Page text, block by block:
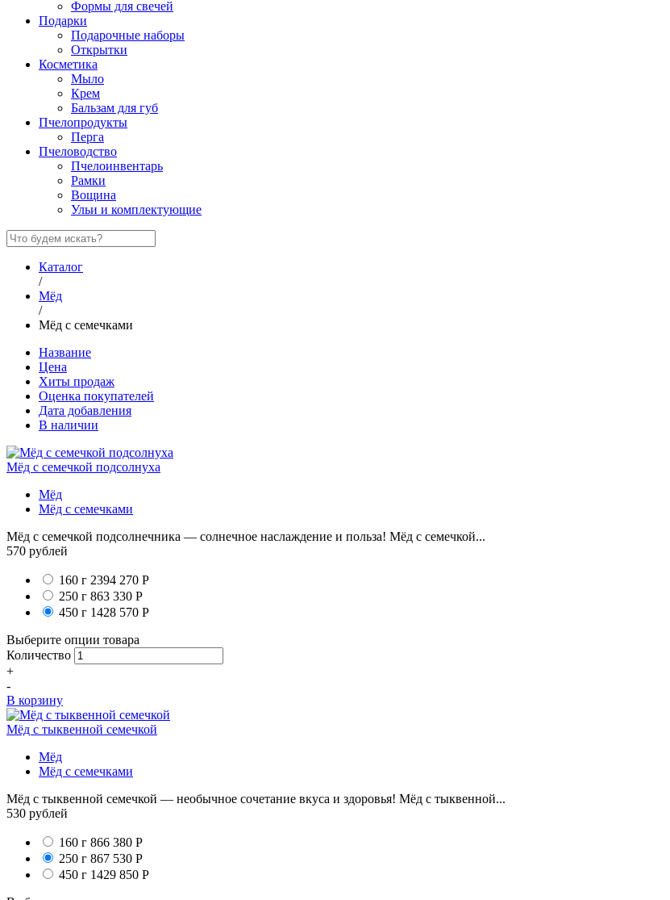
Формы для свечей
Подарки
Подарочные наборы
Открытки
Косметика
Мыло
Крем
Бальзам для губ
Пчелопродукты
Перга
Пчеловодство
Пчелоинвентарь
Рамки
Вощина
Ульи и комплектующие
Каталог
/
Мёд
/
Мёд с семечками
Название
Цена
Хиты продаж
Оценка покупателей
Дата добавления
В наличии
Мёд с семечкой подсолнуха
Мёд
Мёд с семечками
Мёд с семечкой подсолнечника — солнечное наслаждение и польза! Мёд с семечкой...
570 рублей
160 г 2394 270 Р
250 г 863 330 Р
450 г 1428 570 Р
Выберите опции товара
Количество
+
-
В корзину
Мёд с тыквенной семечкой
Мёд
Мёд с семечками
Мёд с тыквенной семечкой — необычное сочетание вкуса и здоровья! Мёд с тыквенной...
530 рублей
160 г 866 380 Р
250 г 867 530 Р
450 г 1429 850 Р